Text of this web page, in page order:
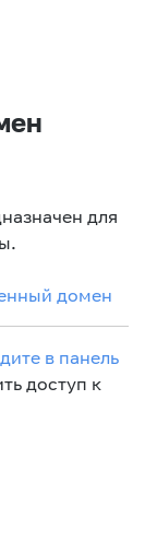
для
домен
в панель
доступ к